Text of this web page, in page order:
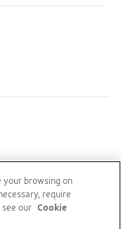
your browsing on
require
see our
Cookie